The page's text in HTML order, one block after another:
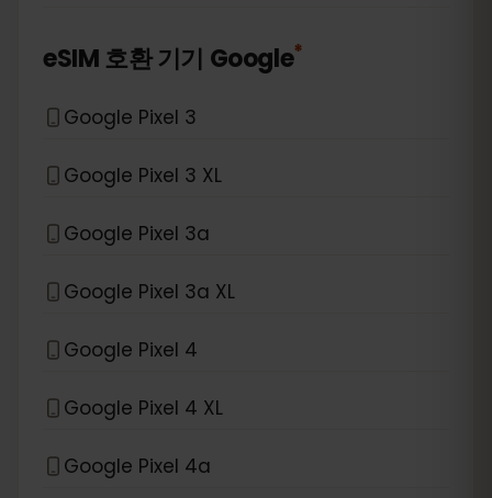
eSIM 호환 기기 Google*
Google Pixel 3
Google Pixel 3 XL
Google Pixel 3a
Google Pixel 3a XL
Google Pixel 4
Google Pixel 4 XL
Google Pixel 4a